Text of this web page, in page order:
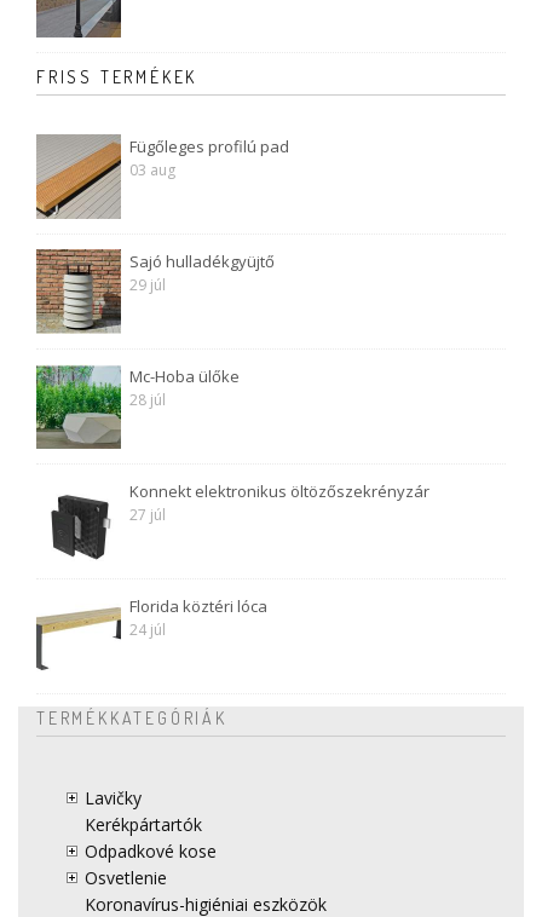
FRISS TERMÉKEK
Fügőleges profilú pad
03 aug
Sajó hulladékgyüjtő
29 júl
Mc-Hoba ülőke
28 júl
Konnekt elektronikus öltözőszekrényzár
27 júl
Florida köztéri lóca
24 júl
TERMÉKKATEGÓRIÁK
Lavičky
Kerékpártartók
Odpadkové kose
Osvetlenie
Koronavírus-higiéniai eszközök